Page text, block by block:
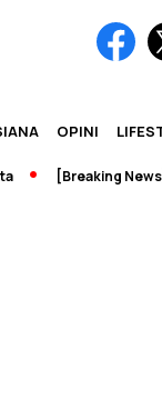
OPINI
[Breaking News]